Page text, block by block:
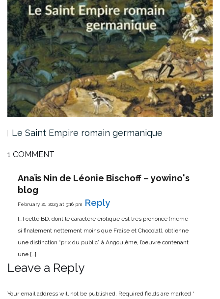
Le Saint Empire romain germanique
1 COMMENT
Anaïs Nin de Léonie Bischoff – yowino's
blog
February 21, 2023 at 3:16 pm Reply
[…] cette BD, dont le caractère érotique est très prononcé (même
si finalement nettement moins que Fraise et Chocolat), obtienne
une distinction “prix du public” à Angoulême, l’oeuvre contenant
une […]
Leave a Reply
Your email address will not be published. Required fields are marked *